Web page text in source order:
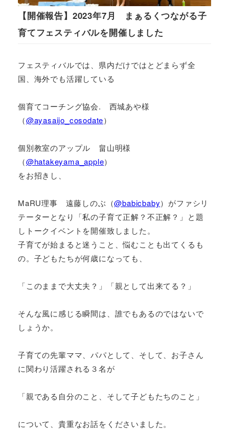
【開催報告】2023年7月 まぁるくつながる子
育てフェスティバルを開催しました
フェスティバルでは、県内だけではとどまらず全
国、海外でも活躍している
個育てコーチング協会. 西城あや様
（@ayasaijo_cosodate）
個別教室のアップル 畠山明様
（@hatakeyama_apple）
をお招きし、
MaRU理事 遠藤しのぶ（@babicbaby）がファシリ
テーターとなり「私の子育て正解？不正解？」と題
しトークイベントを開催致しました。
子育てが始まると迷うこと、悩むことも出てくるも
の。子どもたちが何歳になっても、
「このままで大丈夫？」「親として出来てる？」
そんな風に感じる瞬間は、誰でもあるのではないで
しょうか。
子育ての先輩ママ、パパとして、そして、お子さん
に関わり活躍される３名が
「親である自分のこと、そして子どもたちのこと」
について、貴重なお話をくださいました。